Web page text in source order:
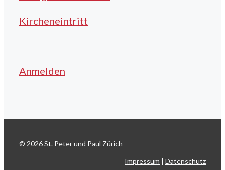
Kircheneintritt
Anmelden
© 2026 St. Peter und Paul Zürich
Impressum | Datenschutz